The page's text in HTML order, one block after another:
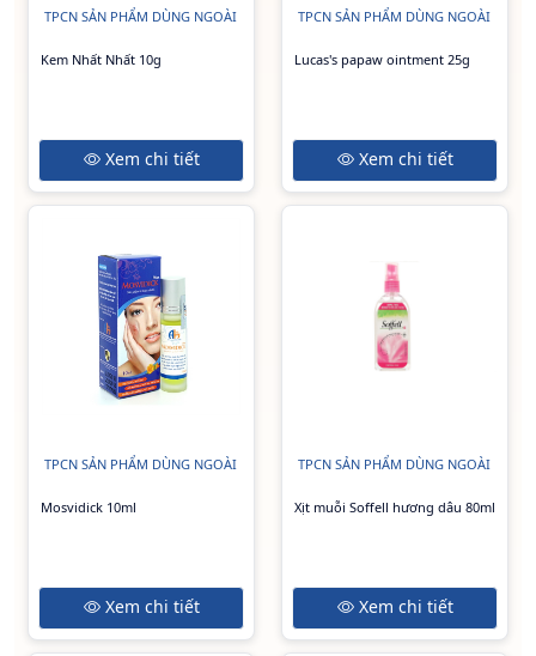
TPCN SẢN PHẨM DÙNG NGOÀI
Kem Nhất Nhất 10g
Xem chi tiết
TPCN SẢN PHẨM DÙNG NGOÀI
Lucas's papaw ointment 25g
Xem chi tiết
TPCN SẢN PHẨM DÙNG NGOÀI
Mosvidick 10ml
Xem chi tiết
TPCN SẢN PHẨM DÙNG NGOÀI
Xịt muỗi Soffell hương dâu 80ml
Xem chi tiết